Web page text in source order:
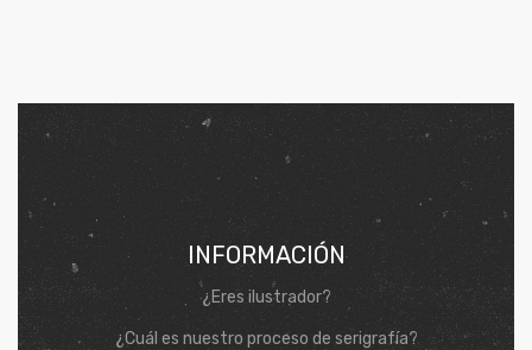
INFORMACIÓN
¿Eres ilustrador?
¿Cuál es nuestro proceso de serigrafía?